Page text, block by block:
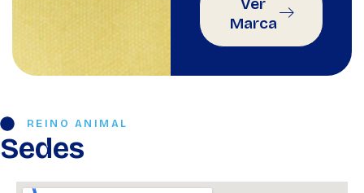
Marca
REINO ANIMAL
Sedes